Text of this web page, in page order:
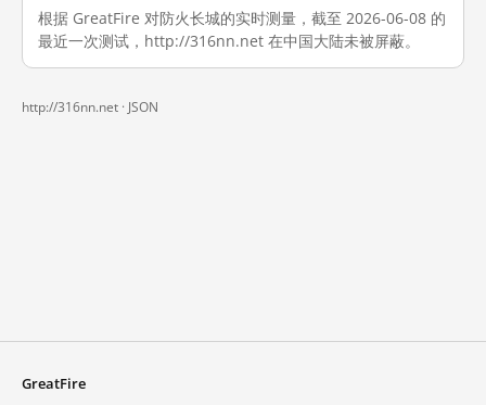
根据 GreatFire 对防火长城的实时测量，截至 2026-06-08 的
最近一次测试，http://316nn.net 在中国大陆未被屏蔽。
http://316nn.net · JSON
GreatFire